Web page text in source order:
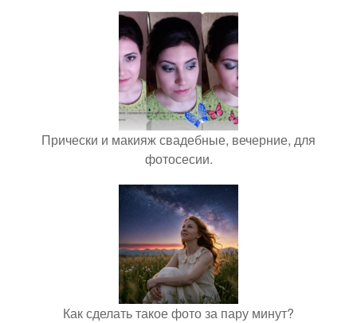
Прически и макияж свадебные, вечерние, для
фотосесии.
Как сделать такое фото за пару минут?